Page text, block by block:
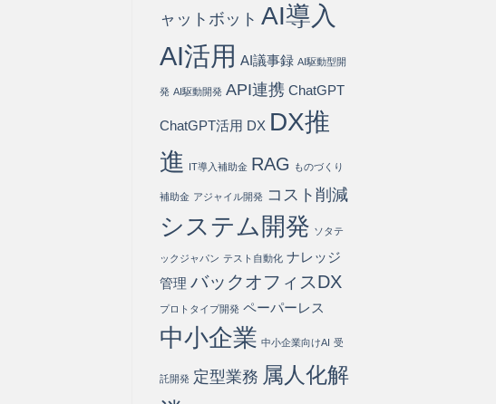
ト
80%
削
減
実
す
法
ャットボット AI導入
AI活用 AI議事録 AI駆動型開
発 AI駆動開発 API連携 ChatGPT
ChatGPT活用 DX DX推
進
IT導入補助金 RAG ものづくり
補助金 アジャイル開発 コスト削減
システム開発 ソタテ
ックジャパン テスト自動化 ナレッジ
管理 バックオフィスDX
プロトタイプ開発 ペーパーレス
中小企業 中小企業向けAI 受
託開発 定型業務 属人化解